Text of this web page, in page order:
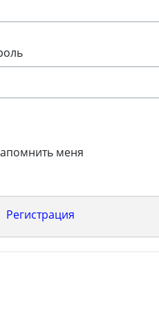
меня
Регистрация